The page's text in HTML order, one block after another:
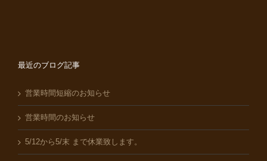
最近のブログ記事
営業時間短縮のお知らせ
営業時間のお知らせ
5/12から5/末 まで休業致します。